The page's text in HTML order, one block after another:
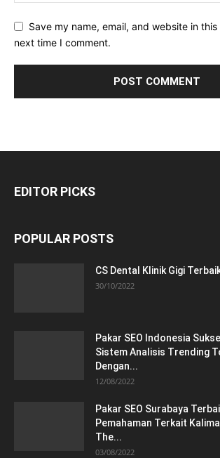
Save my name, email, and website in
next time I comment.
EDITOR PICKS
POPULAR POSTS
CS Dental Klinik Gigi
30/10/2022
Pakar SEO Indonesia
Sistem Analisis Trending
Dengan...
12/08/2022
Pakar SEO Surabaya
Pemahaman Terkait
The...
03/08/2022